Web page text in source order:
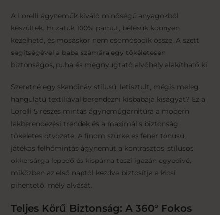
A Lorelli ágyneműk kiváló minőségű anyagokból
készültek. Huzatuk 100% pamut, bélésük könnyen
kezelhető, és mosáskor nem csomósodik össze. A szett
segítségével a baba számára egy tökéletesen
biztonságos, puha és megnyugtató alvóhely alakítható ki.
Szeretné egy skandináv stílusú, letisztult, mégis meleg
hangulatú textíliával berendezni kisbabája kiságyát? Ez a
Lorelli 5 részes mintás ágyneműgarnitúra a modern
lakberendezési trendek és a maximális biztonság
tökéletes ötvözete. A finom szürke és fehér tónusú,
játékos felhőmintás ágyneműt a kontrasztos, stílusos
okkersárga lepedő és kispárna teszi igazán egyedivé,
miközben az első naptól kezdve biztosítja a kicsi
pihentető, mély alvását.
Teljes Körű Biztonság: A 360° Fokos